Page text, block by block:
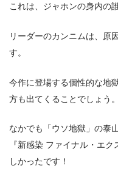
これは、ジャホンの身内の
リーダーのカンニムは、原
す。
今作に登場する個性的な地
方も出てくることでしょう。
なかでも「ウソ地獄」の泰
『新感染 ファイナル・エ
しかったです！